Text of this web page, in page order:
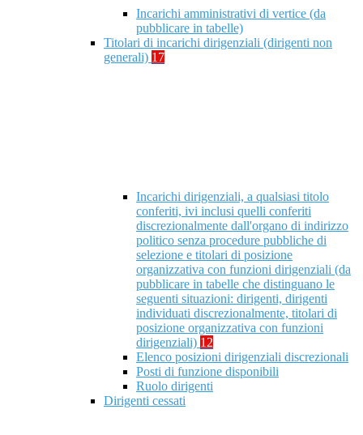
Incarichi amministrativi di vertice (da
pubblicare in tabelle)
Titolari di incarichi dirigenziali (dirigenti non
generali) 17
Incarichi dirigenziali, a qualsiasi titolo
conferiti, ivi inclusi quelli conferiti
discrezionalmente dall'organo di indirizzo
politico senza procedure pubbliche di
selezione e titolari di posizione
organizzativa con funzioni dirigenziali (da
pubblicare in tabelle che distinguano le
seguenti situazioni: dirigenti, dirigenti
individuati discrezionalmente, titolari di
posizione organizzativa con funzioni
dirigenziali) 12
Elenco posizioni dirigenziali discrezionali
Posti di funzione disponibili
Ruolo dirigenti
Dirigenti cessati